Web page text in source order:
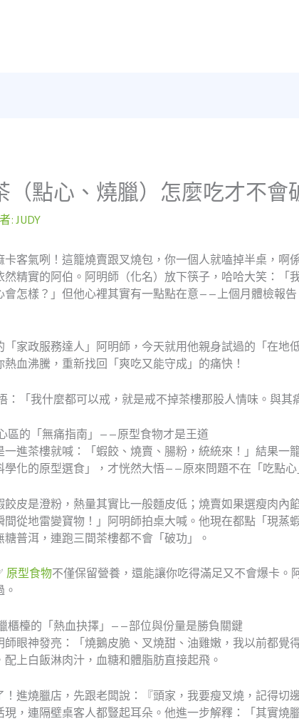
（點心、燒臘）怎麼吃才不會
:JUDY
卡客氣咧！這籠燒賣跟叉燒包，你一個人就嗑掉半桌，
然精實的阿伯。阿明師（化名）放下筷子，哈哈大笑：
會怎樣？」但他心裡其實有一點點在意——上個月體檢報
「家政服務達人」阿明師，今天就用他親身試過的「在
血沸騰，重新找回「爽吃又能守成」的痛快！
：「我什麼都可以戒，就是戒不掉茶樓那股人情味。與其
區的「無痛指南」——原型食物才是王道
一進茶樓就喊：「蝦餃、燒賣、腸粉，統統來！」結果一
學化的原型選食」，才恍然大悟——原來問題不在「吃點心
餃皮是澄粉，熱量其實比一般麵皮低；燒賣如果選瘦肉
間從地雷變寶物！」阿明師拍桌大喊。他現在都點「現
糖普洱，連跑三間茶樓都不會「破功」。
原型食物不僅保留營養，還能讓你吃得滿足又不會爆卡。
櫃檯的「熱血抉擇」——部位與份量是勝負關鍵
師眼神發亮：「燒鵝皮脆、叉燒甜、油雞嫩，我以前都
配上白飯淋肉汁，血糖和體脂肪直接起飛。
！進燒臘店，先跟老闆說：『頭家，我要瘦叉燒，記得
現，連隔壁桌客人都豎起耳朵。他進一步解釋：「其實燒